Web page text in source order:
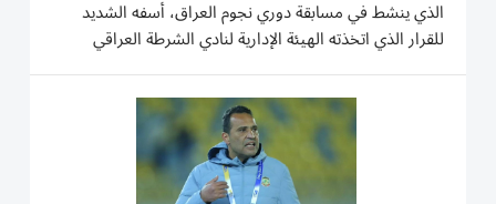
الذي ينشط في مسابقة دوري نجوم العراق، أسفه الشديد
للقرار الذي اتخذته الهيئة الإدارية لنادي الشرطة العراقي
المتمثل بإنهاء تعاقدها بالتراضي مع المصري مؤمن سليمان،
المدير الفني لفريقها الكروي الأول، برغم النتائج...